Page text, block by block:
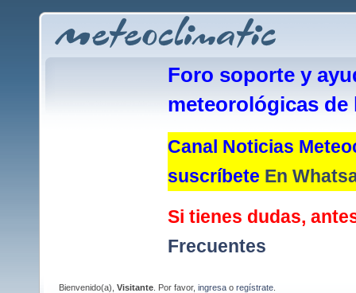
Foro soporte y
meteorológicas de
Canal Noticias
suscríbete En
Si tienes dudas,
Frecuentes
Bienvenido(a), Visitante . Por favor, ingresa o regístrate